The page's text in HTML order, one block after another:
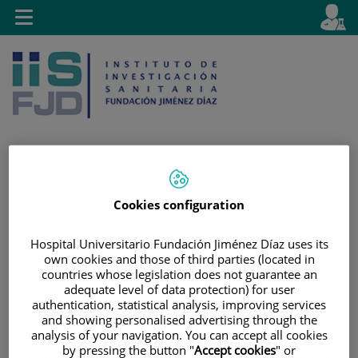
Saltar al contenido
activo
es
Toggle
navigation
Cookies configuration
Hospital Universitario Fundación Jiménez Díaz uses its
own cookies and those of third parties (located in
countries whose legislation does not guarantee an
adequate level of data protection) for user
authentication, statistical analysis, improving services
and showing personalised advertising through the
analysis of your navigation. You can accept all cookies
by pressing the button "Accept cookies" or